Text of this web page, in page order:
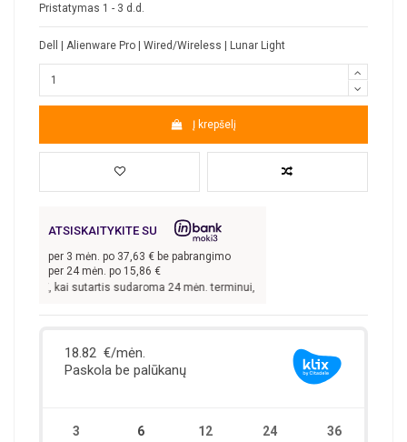
Pristatymas 1 - 3 d.d.
Dell | Alienware Pro | Wired/Wireless | Lunar Light
Į krepšelį
ATSISKAITYKITE SU
per 3 mėn. po 37,63 € be pabrangimo
per 24 mėn. po 15,86 €
€, kai sutartis sudaroma 24 mėn. terminui, metinė palūkanų norma –